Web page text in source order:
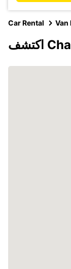
Car Rental Van